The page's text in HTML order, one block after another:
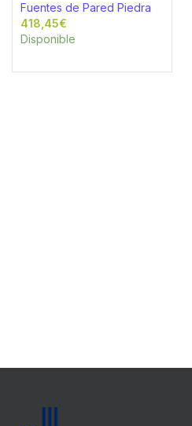
Fuentes de Pared Piedra
€
Disponible